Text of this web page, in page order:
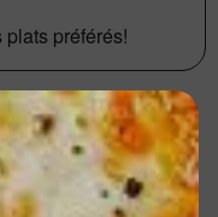
préférés!